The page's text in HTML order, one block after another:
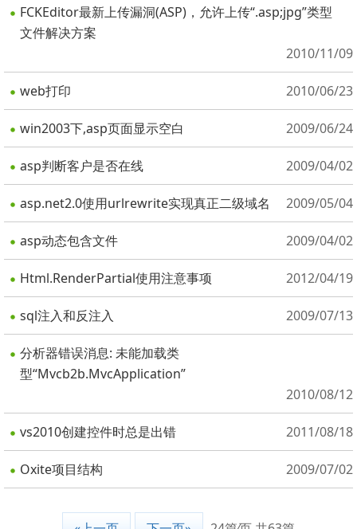
FCKEditor最新上传漏洞(ASP)，允许上传“.asp;jpg”类型
文件解决方案
2010/11/09
web打印 2010/06/23
win2003下,asp页面显示空白 2009/06/24
asp判断客户是否在线 2009/04/02
asp.net2.0使用urlrewrite实现真正二级域名 2009/05/04
asp动态包含文件 2009/04/02
Html.RenderPartial使用注意事项 2012/04/19
sql注入和反注入 2009/07/13
分析器错误消息: 未能加载类
型“Mvcb2b.MvcApplication”
2010/08/12
vs2010创建控件时总是出错 2011/08/18
Oxite项目结构 2009/07/02